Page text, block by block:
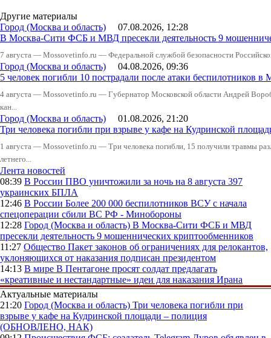
Другие материалы
Город (Москва и область) 07.08.2026, 12:28
В Москва-Сити ФСБ и МВД пресекли деятельность 9
7 августа — Mossovetinfo.ru — Федеральной службой безопасности
Город (Москва и область) 04.08.2026, 09:36
5 человек погибли 10 пострадали после атаки беспилотников в
4 августа — Mossovetinfo.ru — Губернатор Московской области Андрей
кан...
Город (Москва и область) 01.08.2026, 21:20
Три человека погибли при взрыве у кафе на Кудринской
1 августа — Mossovetinfo.ru — Три человека погибли, 15 получили травмы
летнего...
Лента новостей
08:39 В России ПВО уничтожили за ночь на 8 августа 397
украинских БПЛА
12:46 В России Более 200 000 беспилотников ВСУ с начала
спецоперации сбили ВС РФ - Минобороны
12:28 Город (Москва и область) В Москва-Сити ФСБ и МВД
пресекли деятельность 9 мошеннических криптообменников
11:27 Общество Пакет законов об ограничениях для релокантов,
уклоняющихся от наказания подписан президентом
14:13 В мире В Пентагоне просят солдат предлагать
«креативные и нестандартные» идеи для наказания Ирана
Актуальные материалы
21:20 Город (Москва и область) Три человека погибли при
взрыве у кафе на Кудринской площади – полиция
(ОБНОВЛЕНО, НАК)